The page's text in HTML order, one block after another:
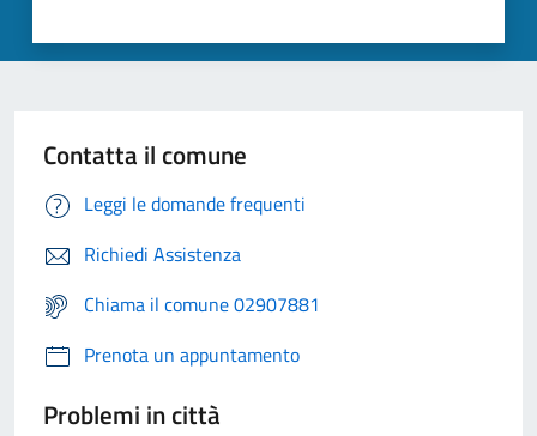
Contatta il comune
Leggi le domande frequenti
Richiedi Assistenza
Chiama il comune 02907881
Prenota un appuntamento
Problemi in città